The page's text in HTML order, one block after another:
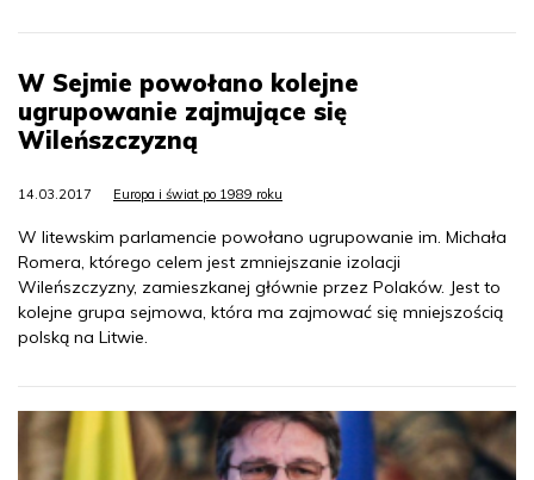
W Sejmie powołano kolejne
ugrupowanie zajmujące się
Wileńszczyzną
14.03.2017 Europa i świat po 1989 roku
W litewskim parlamencie powołano ugrupowanie im. Michała
Romera, którego celem jest zmniejszanie izolacji
Wileńszczyzny, zamieszkanej głównie przez Polaków. Jest to
kolejne grupa sejmowa, która ma zajmować się mniejszością
polską na Litwie.